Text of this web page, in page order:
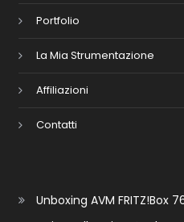
Portfolio
La Mia Strumentazione
Affiliazioni
Contatti
Unboxing AVM FRITZ!Box